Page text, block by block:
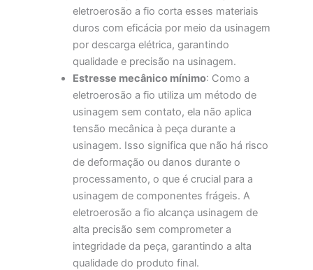
eletroerosão a fio corta esses materiais
duros com eficácia por meio da usinagem
por descarga elétrica, garantindo
qualidade e precisão na usinagem.
Estresse mecânico mínimo: Como a
eletroerosão a fio utiliza um método de
usinagem sem contato, ela não aplica
tensão mecânica à peça durante a
usinagem. Isso significa que não há risco
de deformação ou danos durante o
processamento, o que é crucial para a
usinagem de componentes frágeis. A
eletroerosão a fio alcança usinagem de
alta precisão sem comprometer a
integridade da peça, garantindo a alta
qualidade do produto final.